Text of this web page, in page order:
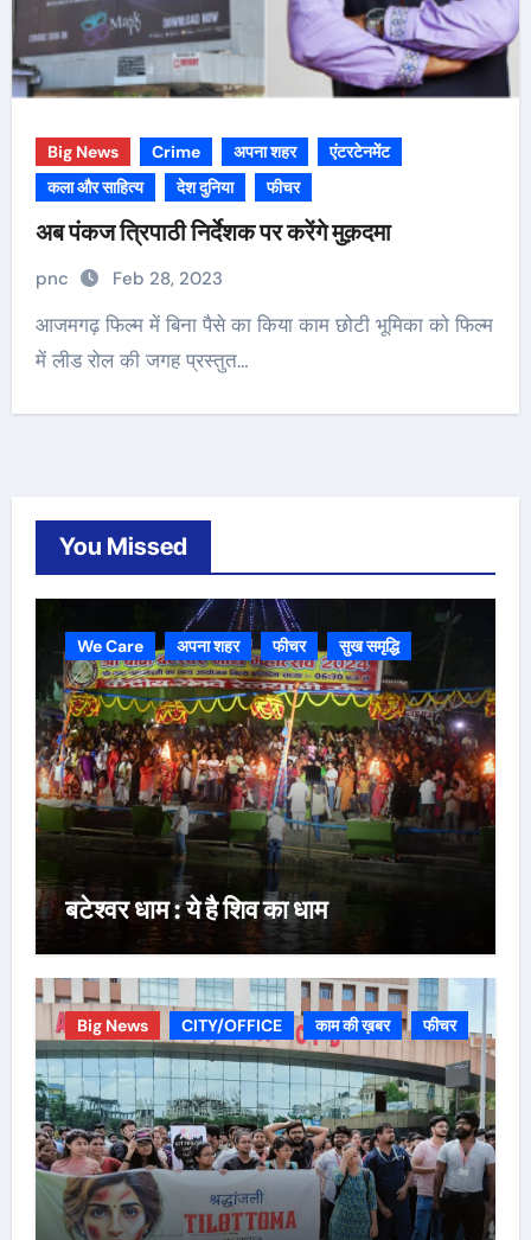
Big News Crime अपना शहर
एंटरटेनमेंट
कला और साहित्य
देश दुनिया फीचर
अब पंकज त्रिपाठी निर्देशक पर करेंगे मुक़दमा
pnc Feb 28, 2023
आजमगढ़ फिल्म में बिना पैसे का किया काम छोटी भूमिका को फिल्म
में लीड रोल की जगह प्रस्तुत…
You Missed
We Care अपना शहर फीचर सुख समृद्धि
बटेश्वर धाम : ये है शिव का धाम
Big News CITY/OFFICE काम की ख़बर फीचर